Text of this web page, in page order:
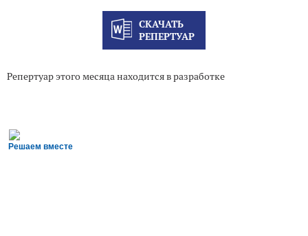
СКАЧАТЬ
РЕПЕРТУАР
Репертуар этого месяца находится в разработке
Решаем вместе